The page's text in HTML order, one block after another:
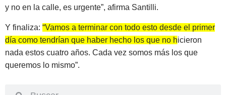
y no en la calle, es urgente”, afirma Santilli.
Y finaliza: “Vamos a terminar con todo esto desde el primer
día como tendrían que haber hecho los que no hicieron
nada estos cuatro años. Cada vez somos más los que
queremos lo mismo”.